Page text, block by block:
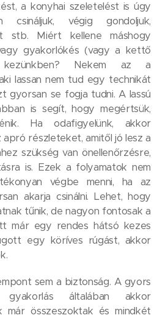
a konyhai szeletelést is úgy
csináljuk, végig gondoljuk,
stb. Miért kellene máshogy
gyakorlókés (vagy a kettő
Nekem az a
lassan nem tud egy technikát
gyorsan se fogja tudni. A lassú
is segít, hogy megértsük,
Ha odafigyelünk, akkor
részleteket, amitől jó lesz a
szükség van önellenőrzésre,
is. Ezek a folyamatok nem
végbe menni, ha az
akarja csinálni. Lehet, hogy
tűnik, de nagyon fontosak a
már egy rendes hátsó kezes
egy köríves rúgást, akkor
sem a biztonság. A gyors
gyakorlás általában akkor
már összeszoktak és mindkét